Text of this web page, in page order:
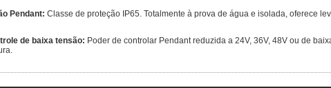
Pendant: Classe de proteção IP65. Totalmente à prova de água e isolada, oferece
de baixa tensão: Poder de controlar Pendant reduzida a 24V, 36V, 48V ou de